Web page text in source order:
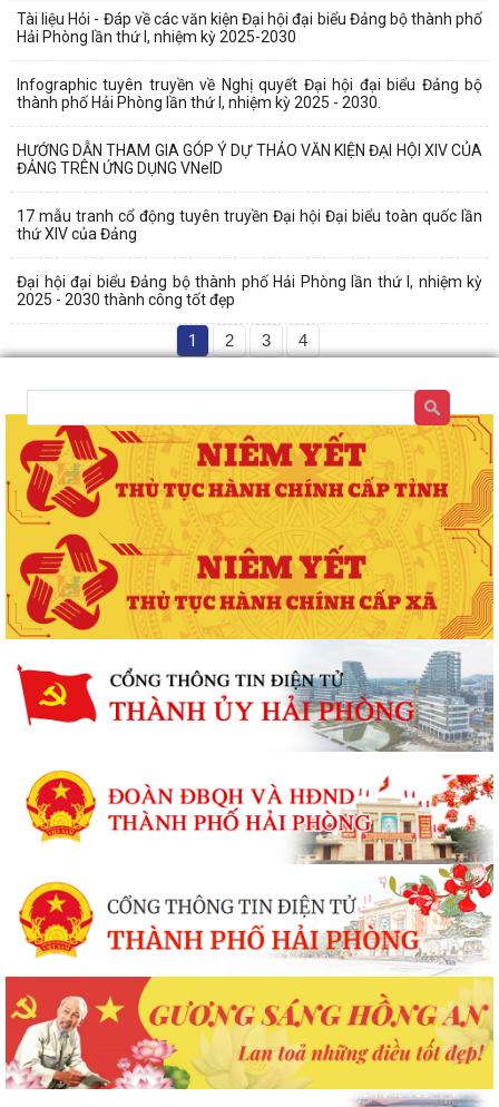
Tài liệu Hỏi - Đáp về các văn kiện Đại hội đại biểu Đảng bộ thành phố
Hải Phòng lần thứ I, nhiệm kỳ 2025-2030
Infographic tuyên truyền về Nghị quyết Đại hội đại biểu Đảng bộ
thành phố Hải Phòng lần thứ I, nhiệm kỳ 2025 - 2030.
HƯỚNG DẪN THAM GIA GÓP Ý DỰ THẢO VĂN KIỆN ĐẠI HỘI XIV CỦA
ĐẢNG TRÊN ỨNG DỤNG VNeID
17 mẫu tranh cổ động tuyên truyền Đại hội Đại biểu toàn quốc lần
thứ XIV của Đảng
Đại hội đại biểu Đảng bộ thành phố Hải Phòng lần thứ I, nhiệm kỳ
2025 - 2030 thành công tốt đẹp
1 2 3 4